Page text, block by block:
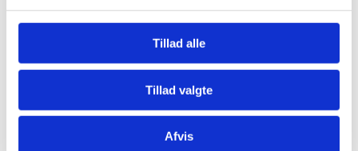
Tillad alle
Tillad valgte
Afvis
Symønstre nederdele
Symønstre overdele
Symønstre overtøj
The Assembly Line
Onion
Merchant and Mills